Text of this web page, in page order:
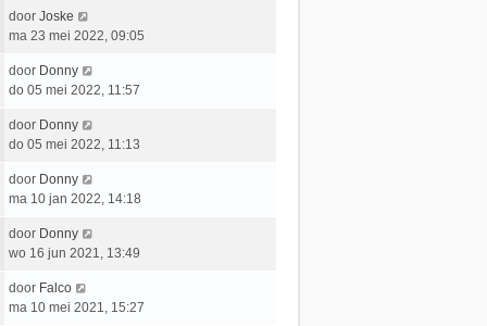
c
h
e
c
h
e
b
e
c
h
t
s
e
b
e
c
h
L
a
t
s
e
b
e
c
h
door Joske
ma 23 mei 2022, 09:05
L
a
t
s
e
b
e
c
h
door Donny
do 05 mei 2022, 11:57
L
a
t
s
e
b
e
door Donny
do 05 mei 2022, 11:13
L
a
t
s
e
b
door Donny
ma 10 jan 2022, 14:18
L
a
t
s
door Donny
wo 16 jun 2021, 13:49
L
a
door Falco
ma 10 mei 2021, 15:27